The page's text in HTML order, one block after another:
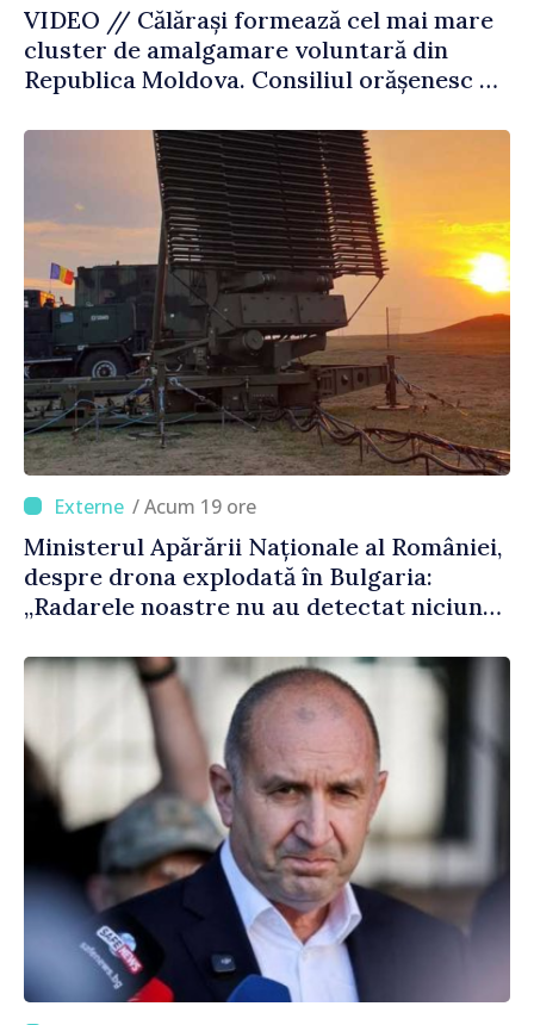
VIDEO // Călărași formează cel mai mare
cluster de amalgamare voluntară din
Republica Moldova. Consiliul orășenesc a
/ Acum 19 ore
Ministerul Apărării Naționale al României,
despre drona explodată în Bulgaria:
„Radarele noastre nu au detectat niciun